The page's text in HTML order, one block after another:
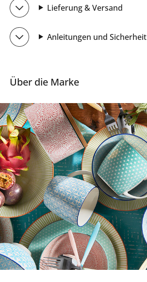
Lieferung & Versand
Anleitungen und Sicherheit
Über die Marke